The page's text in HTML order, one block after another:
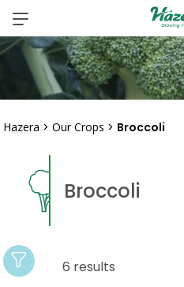
Skip
content
Hazera > Our Crops > Broccoli
Broccoli
6 results